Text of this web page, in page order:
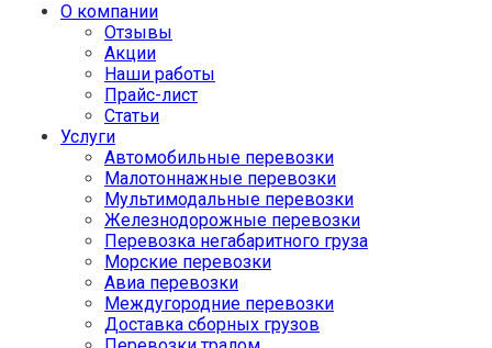
О компании
Отзывы
Акции
Наши работы
Прайс-лист
Статьи
Услуги
Автомобильные перевозки
Малотоннажные перевозки
Мультимодальные перевозки
Железнодорожные перевозки
Перевозка негабаритного груза
Морские перевозки
Авиа перевозки
Междугородние перевозки
Доставка сборных грузов